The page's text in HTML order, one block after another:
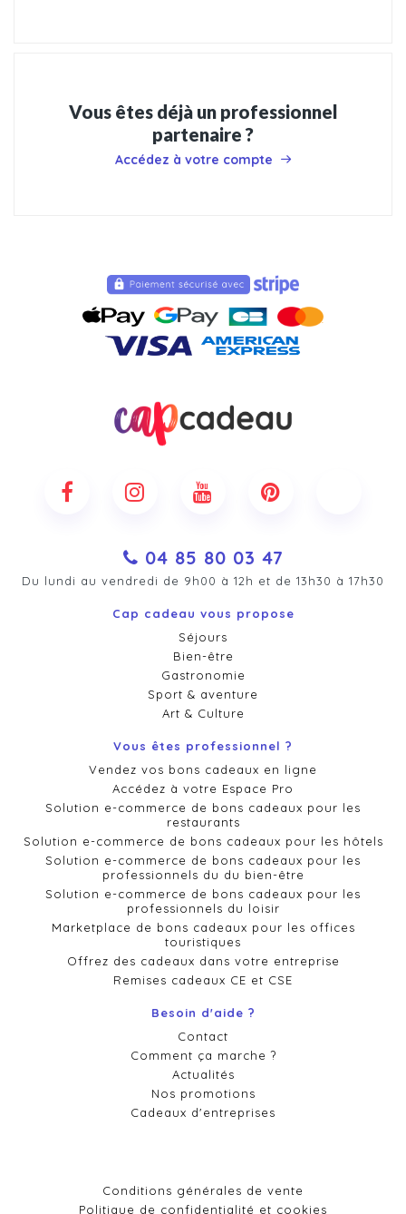
Vous êtes déjà un professionnel
partenaire ?
Accédez à votre compte
04 85 80 03 47
Du lundi au vendredi de 9h00 à 12h et de 13h30 à 17h30
Cap cadeau vous propose
Séjours
Bien-être
Gastronomie
Sport & aventure
Art & Culture
Vous êtes professionnel ?
Vendez vos bons cadeaux en ligne
Accédez à votre Espace Pro
Solution e-commerce de bons cadeaux pour les
restaurants
Solution e-commerce de bons cadeaux pour les hôtels
Solution e-commerce de bons cadeaux pour les
professionnels du du bien-être
Solution e-commerce de bons cadeaux pour les
professionnels du loisir
Marketplace de bons cadeaux pour les offices
touristiques
Offrez des cadeaux dans votre entreprise
Remises cadeaux CE et CSE
Besoin d'aide ?
Contact
Comment ça marche ?
Actualités
Nos promotions
Cadeaux d'entreprises
Conditions générales de vente
Politique de confidentialité et cookies